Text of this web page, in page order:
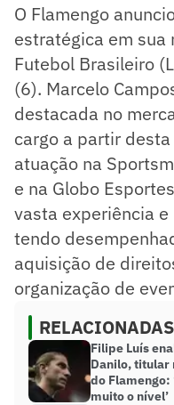
O Flamengo
estratégica em sua
Futebol Brasileiro
(6). Marcelo
destacada no
cargo a partir
atuação na
e na Globo
vasta experiência
tendo
aquisição de
organização de
RELACIONADAS
Filipe Luís
Danilo, titular
do Flamengo:
muito o nível’